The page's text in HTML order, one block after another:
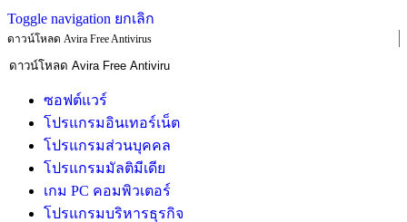
Toggle navigation ยกเลิก
ดาวน์โหลด Avira Free Antivirus
ซอฟต์แวร์
โปรแกรมอินเทอร์เน็ต
โปรแกรมส่วนบุคคล
โปรแกรมมัลติมีเดีย
เกม PC คอมพิวเตอร์
โปรแกรมบริหารธุรกิจ